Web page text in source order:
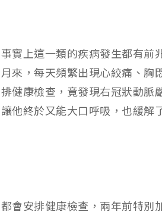
實上這一類的疾病發生都有前
來，每天頻繁出現心絞痛、胸
健康檢查，竟發現右冠狀動脈
他終於又能大口呼吸，也緩解
會安排健康檢查，兩年前特別